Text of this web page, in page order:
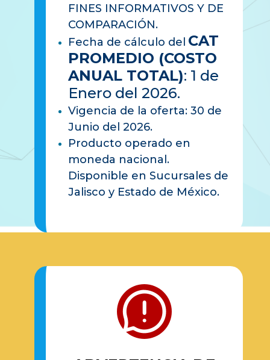
FINES INFORMATIVOS Y DE
COMPARACIÓN.
Fecha de cálculo del CAT
PROMEDIO (COSTO
ANUAL TOTAL): 1 de
Enero del 2026.
Vigencia de la oferta: 30 de
Junio del 2026.
Producto operado en
moneda nacional.
Disponible en Sucursales de
Jalisco y Estado de México.